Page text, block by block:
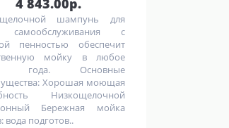
4 843.00р.
шампунь для
самообслуживания с
пенностью обеспечит
мойку в любое
года. Основные
Хорошая моющая
Низкощелочной
Бережная мойка
вода подготов..